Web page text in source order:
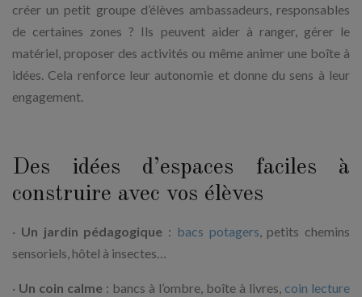
créer un petit groupe d’élèves ambassadeurs, responsables
de certaines zones ? Ils peuvent aider à ranger, gérer le
matériel, proposer des activités ou même animer une boîte à
idées. Cela renforce leur autonomie et donne du sens à leur
engagement.
Des idées d’espaces faciles à
construire avec vos élèves
· Un jardin pédagogique : bacs potagers, petits chemins
sensoriels, hôtel à insectes…
· Un coin calme : bancs à l’ombre, boîte à livres, coin lecture